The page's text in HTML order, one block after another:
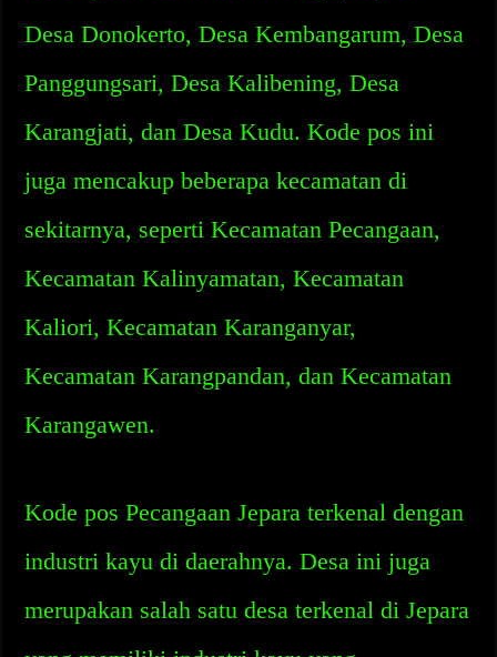
Desa Donokerto, Desa Kembangarum, Desa
Panggungsari, Desa Kalibening, Desa
Karangjati, dan Desa Kudu. Kode pos ini
juga mencakup beberapa kecamatan di
sekitarnya, seperti Kecamatan Pecangaan,
Kecamatan Kalinyamatan, Kecamatan
Kaliori, Kecamatan Karanganyar,
Kecamatan Karangpandan, dan Kecamatan
Karangawen.
Kode pos Pecangaan Jepara terkenal dengan
industri kayu di daerahnya. Desa ini juga
merupakan salah satu desa terkenal di Jepara